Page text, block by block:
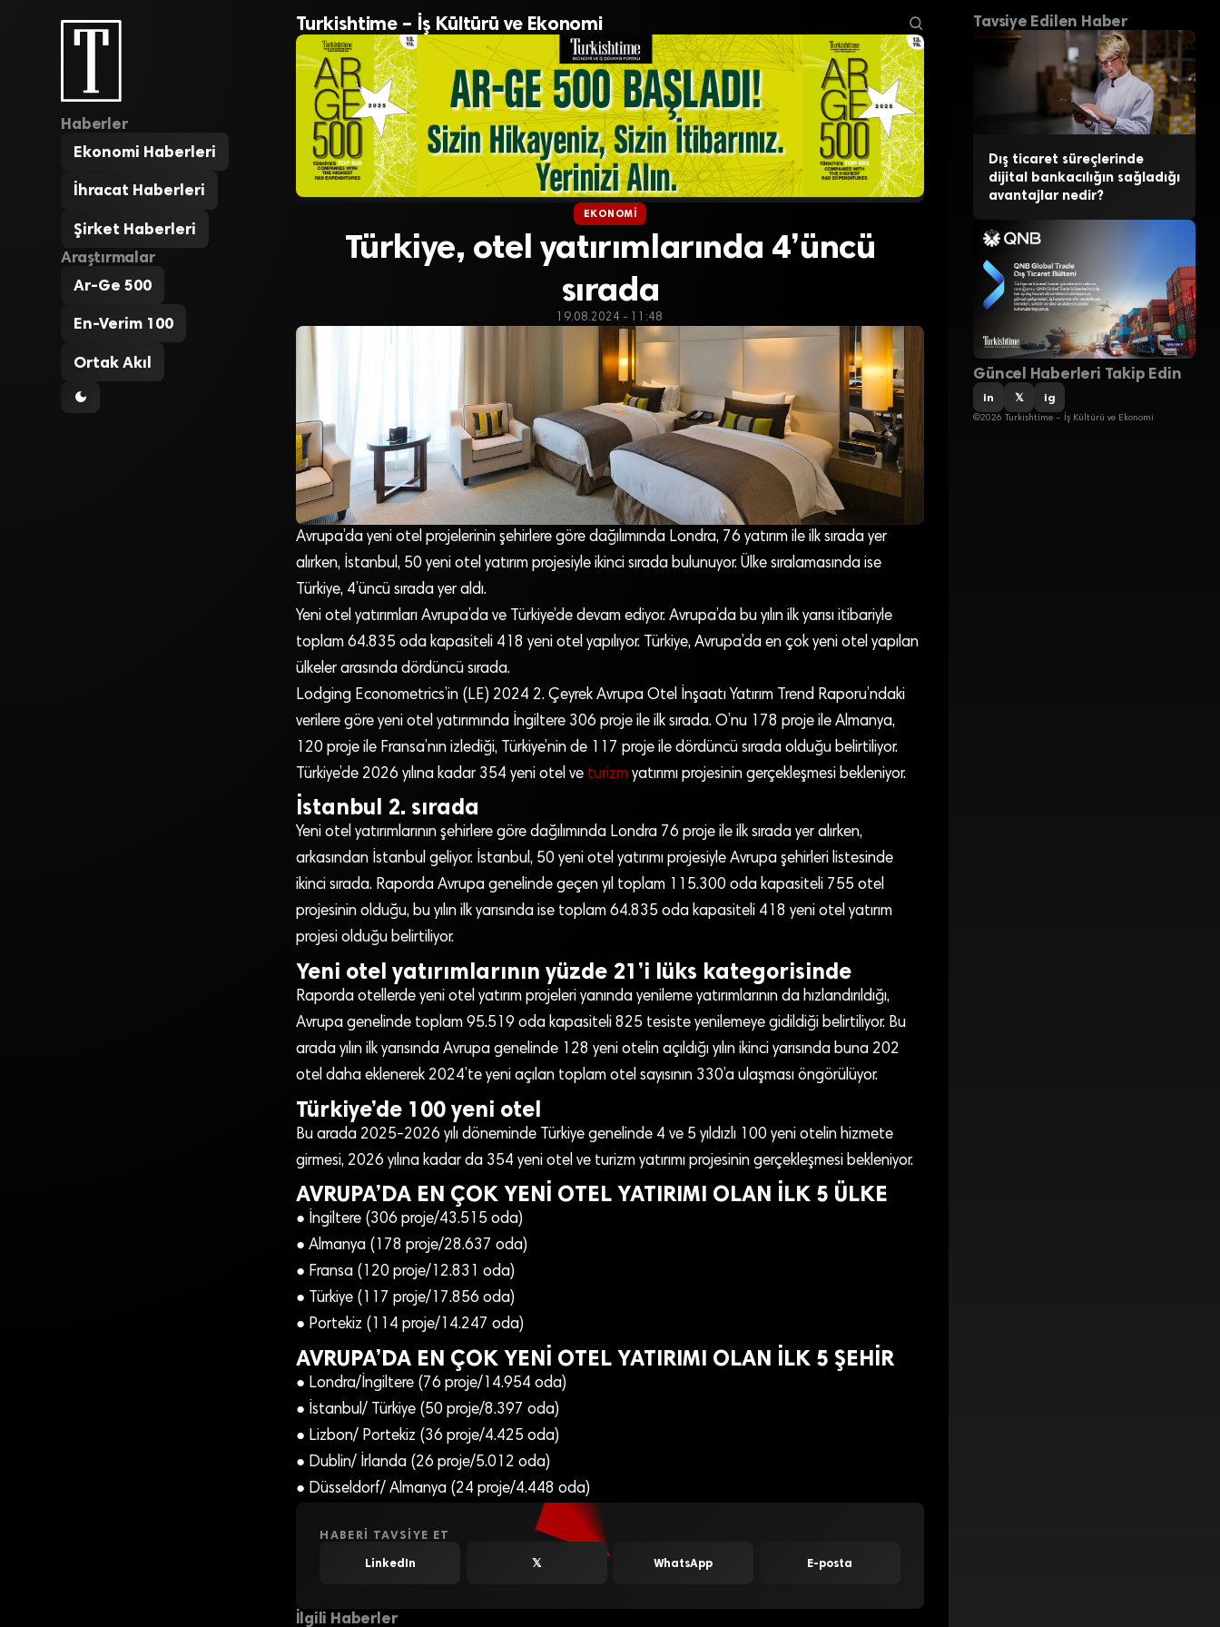
Haberler
Ekonomi Haberleri
İhracat Haberleri
Şirket Haberleri
Araştırmalar
Ar-Ge 500
En-Verim 100
Ortak Akıl
Turkishtime – İş Kültürü ve Ekonomi
EKONOMI
Türkiye, otel yatırımlarında 4’üncü
sırada
19.08.2024 - 11:48
Avrupa’da yeni otel projelerinin şehirlere göre dağılımında Londra, 76 yatırım ile ilk sırada yer
alırken, İstanbul, 50 yeni otel yatırım projesiyle ikinci sırada bulunuyor. Ülke sıralamasında ise
Türkiye, 4’üncü sırada yer aldı.
Yeni otel yatırımları Avrupa’da ve Türkiye’de devam ediyor. Avrupa’da bu yılın ilk yarısı itibariyle
toplam 64.835 oda kapasiteli 418 yeni otel yapılıyor. Türkiye, Avrupa’da en çok yeni otel yapılan
ülkeler arasında dördüncü sırada.
Lodging Econometrics’in (LE) 2024 2. Çeyrek Avrupa Otel İnşaatı Yatırım Trend Raporu’ndaki
verilere göre yeni otel yatırımında İngiltere 306 proje ile ilk sırada. O’nu 178 proje ile Almanya,
120 proje ile Fransa’nın izlediği, Türkiye’nin de 117 proje ile dördüncü sırada olduğu belirtiliyor.
Türkiye’de 2026 yılına kadar 354 yeni otel ve turizm yatırımı projesinin gerçekleşmesi bekleniyor.
İstanbul 2. sırada
Yeni otel yatırımlarının şehirlere göre dağılımında Londra 76 proje ile ilk sırada yer alırken,
arkasından İstanbul geliyor. İstanbul, 50 yeni otel yatırımı projesiyle Avrupa şehirleri listesinde
ikinci sırada. Raporda Avrupa genelinde geçen yıl toplam 115.300 oda kapasiteli 755 otel
projesinin olduğu, bu yılın ilk yarısında ise toplam 64.835 oda kapasiteli 418 yeni otel yatırım
projesi olduğu belirtiliyor.
Yeni otel yatırımlarının yüzde 21’i lüks kategorisinde
Raporda otellerde yeni otel yatırım projeleri yanında yenileme yatırımlarının da hızlandırıldığı,
Avrupa genelinde toplam 95.519 oda kapasiteli 825 tesiste yenilemeye gidildiği belirtiliyor. Bu
arada yılın ilk yarısında Avrupa genelinde 128 yeni otelin açıldığı yılın ikinci yarısında buna 202
otel daha eklenerek 2024’te yeni açılan toplam otel sayısının 330’a ulaşması öngörülüyor.
Türkiye’de 100 yeni otel
Bu arada 2025-2026 yılı döneminde Türkiye genelinde 4 ve 5 yıldızlı 100 yeni otelin hizmete
girmesi, 2026 yılına kadar da 354 yeni otel ve turizm yatırımı projesinin gerçekleşmesi bekleniyor.
AVRUPA’DA EN ÇOK YENİ OTEL YATIRIMI OLAN İLK 5 ÜLKE
● İngiltere (306 proje/43.515 oda)
● Almanya (178 proje/28.637 oda)
● Fransa (120 proje/12.831 oda)
● Türkiye (117 proje/17.856 oda)
● Portekiz (114 proje/14.247 oda)
AVRUPA’DA EN ÇOK YENİ OTEL YATIRIMI OLAN İLK 5 ŞEHİR
● Londra/İngiltere (76 proje/14.954 oda)
● İstanbul/ Türkiye (50 proje/8.397 oda)
● Lizbon/ Portekiz (36 proje/4.425 oda)
● Dublin/ İrlanda (26 proje/5.012 oda)
● Düsseldorf/ Almanya (24 proje/4.448 oda)
HABERI TAVSIYE ET
LinkedIn 𝕏 WhatsApp E-posta
İlgili Haberler
Tavsiye Edilen Haber
Dış ticaret süreçlerinde
dijital bankacılığın sağladığı
avantajlar nedir?
Güncel Haberleri Takip Edin
in 𝕏 ig
©2026 Turkishtime – İş Kültürü ve Ekonomi